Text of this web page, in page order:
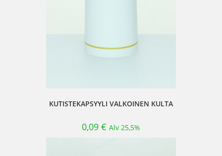
KUTISTEKAPSYYLI VALKOINEN KULTA
0,09 € Alv 25,5%